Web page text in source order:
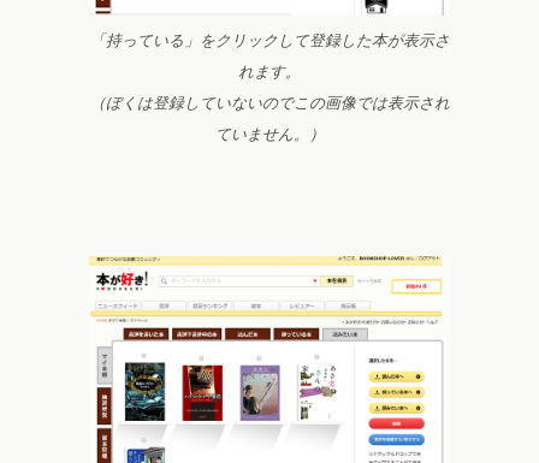
「持っている」をクリックして登録した本が表示さ
れます。
（ぼくは登録していないのでこの画像では表示され
ていません。）